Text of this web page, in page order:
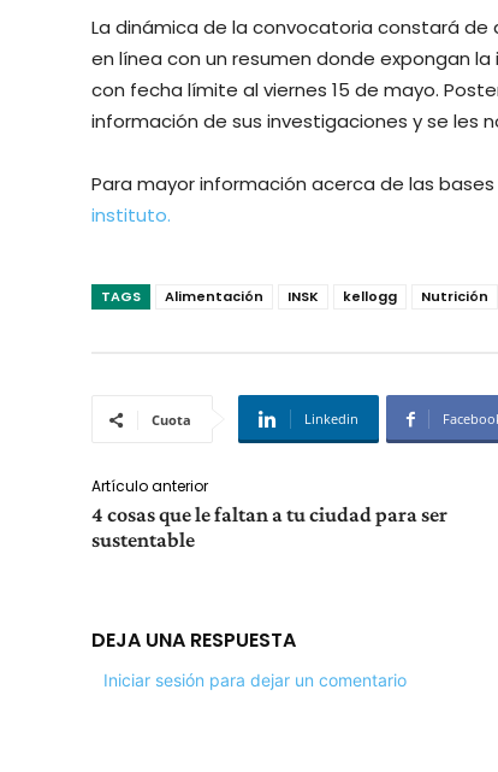
La dinámica de la convocatoria constará
en línea con un resumen donde expongan
con fecha límite al viernes 15 de mayo.
información de sus investigaciones y se les
Para mayor información acerca de las
instituto.
TAGS Alimentación INSK kellogg Nutrición
Cuota Linkedin
Artículo anterior
4 cosas que le faltan a tu ciudad para ser
sustentable
DEJA UNA RESPUESTA
Iniciar sesión para dejar un comentario